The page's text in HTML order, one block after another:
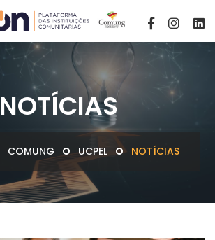
NOTÍCIAS
COMUNG UCPEL NOTÍCIAS